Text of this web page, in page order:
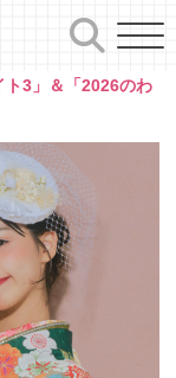
ト3」＆「2026のわ